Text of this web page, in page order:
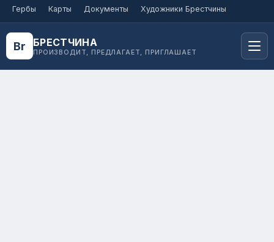
Гербы Карты Документы
Художники Брестчины
Экспортеры
Резиденты СЭЗ
Br БРЕСТЧИНА
ПРОИЗВОДИТ, ПРЕДЛАГАЕТ, ПРИГЛАШАЕТ